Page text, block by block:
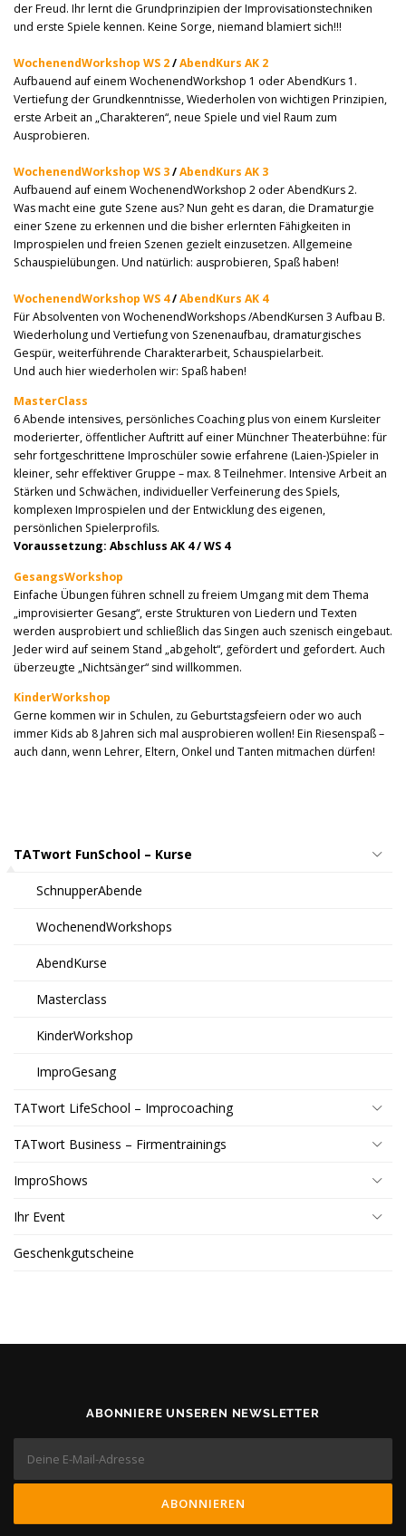
der Freud. Ihr lernt die Grundprinzipien der Improvisationstechniken
und erste Spiele kennen. Keine Sorge, niemand blamiert sich!!!
WochenendWorkshop WS 2/AbendKurs AK 2
Aufbauend auf einem WochenendWorkshop 1 oder AbendKurs 1.
Vertiefung der Grundkenntnisse, Wiederholen von wichtigen Prinzipien,
erste Arbeit an „Charakteren“, neue Spiele und viel Raum zum
Ausprobieren.
WochenendWorkshop WS 3/AbendKurs AK 3
Aufbauend auf einem WochenendWorkshop 2 oder AbendKurs 2.
Was macht eine gute Szene aus? Nun geht es daran, die Dramaturgie
einer Szene zu erkennen und die bisher erlernten Fähigkeiten in
Improspielen und freien Szenen gezielt einzusetzen. Allgemeine
Schauspielübungen. Und natürlich: ausprobieren, Spaß haben!
WochenendWorkshop WS 4/AbendKurs AK 4
Für Absolventen von WochenendWorkshops /AbendKursen 3 Aufbau B.
Wiederholung und Vertiefung von Szenenaufbau, dramaturgisches
Gespür, weiterführende Charakterarbeit, Schauspielarbeit.
Und auch hier wiederholen wir: Spaß haben!
MasterClass
6 Abende intensives, persönliches Coaching plus von einem Kursleiter
moderierter, öffentlicher Auftritt auf einer Münchner Theaterbühne: für
sehr fortgeschrittene Improschüler sowie erfahrene (Laien-)Spieler in
kleiner, sehr effektiver Gruppe – max. 8 Teilnehmer. Intensive Arbeit an
Stärken und Schwächen, individueller Verfeinerung des Spiels,
komplexen Improspielen und der Entwicklung des eigenen,
persönlichen Spielerprofils.
Voraussetzung: Abschluss AK 4 / WS 4
GesangsWorkshop
Einfache Übungen führen schnell zu freiem Umgang mit dem Thema
„improvisierter Gesang“, erste Strukturen von Liedern und Texten
werden ausprobiert und schließlich das Singen auch szenisch eingebaut.
Jeder wird auf seinem Stand „abgeholt“, gefördert und gefordert. Auch
überzeugte „Nichtsänger“ sind willkommen.
KinderWorkshop
Gerne kommen wir in Schulen, zu Geburtstagsfeiern oder wo auch
immer Kids ab 8 Jahren sich mal ausprobieren wollen! Ein Riesenspaß –
auch dann, wenn Lehrer, Eltern, Onkel und Tanten mitmachen dürfen!
TATwort FunSchool – Kurse
SchnupperAbende
WochenendWorkshops
AbendKurse
Masterclass
KinderWorkshop
ImproGesang
TATwort LifeSchool – Improcoaching
TATwort Business – Firmentrainings
ImproShows
Ihr Event
Geschenkgutscheine
ABONNIERE UNSEREN NEWSLETTER